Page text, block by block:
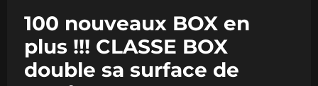
100 nouveaux BOX en
plus !!! CLASSE BOX
double sa surface de